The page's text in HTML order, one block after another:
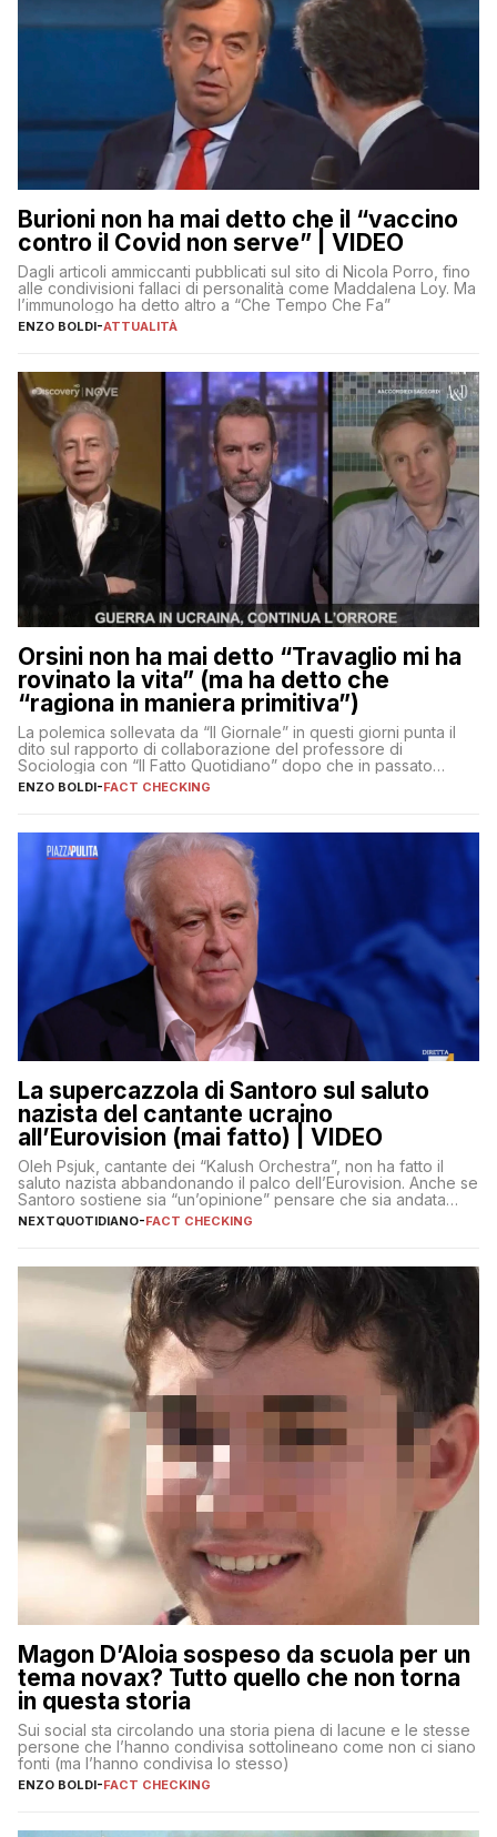
Burioni non ha mai detto che il “vaccino
contro il Covid non serve” | VIDEO
Dagli articoli ammiccanti pubblicati sul sito di Nicola Porro, fino
alle condivisioni fallaci di personalità come Maddalena Loy. Ma
l’immunologo ha detto altro a “Che Tempo Che Fa”
ENZO BOLDI-ATTUALITÀ
Orsini non ha mai detto “Travaglio mi ha
rovinato la vita” (ma ha detto che
“ragiona in maniera primitiva”)
La polemica sollevata da “Il Giornale” in questi giorni punta il
dito sul rapporto di collaborazione del professore di
Sociologia con “Il Fatto Quotidiano” dopo che in passato
erano volati stracci
ENZO BOLDI-FACT CHECKING
La supercazzola di Santoro sul saluto
nazista del cantante ucraino
all’Eurovision (mai fatto) | VIDEO
Oleh Psjuk, cantante dei “Kalush Orchestra”, non ha fatto il
saluto nazista abbandonando il palco dell’Eurovision. Anche se
Santoro sostiene sia “un’opinione” pensare che sia andata
così
NEXTQUOTIDIANO-FACT CHECKING
Magon D’Aloia sospeso da scuola per un
tema novax? Tutto quello che non torna
in questa storia
Sui social sta circolando una storia piena di lacune e le stesse
persone che l’hanno condivisa sottolineano come non ci siano
fonti (ma l’hanno condivisa lo stesso)
ENZO BOLDI-FACT CHECKING